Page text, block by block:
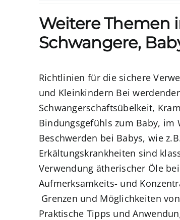
Weitere Themen
Schwangere,
Richtlinien für die sichere
und Kleinkindern Bei
Schwangerschaftsübelkeit,
Bindungsgefühls zum Baby, im
Beschwerden bei Babys, wie
Erkältungskrankheiten sind
Verwendung ätherischer Öle
Aufmerksamkeits- und
Grenzen und Möglichkeiten
Praktische Tipps und